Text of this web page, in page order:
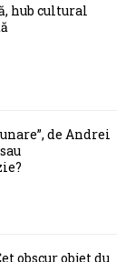
hub cultural
de Andrei
obscur objet du